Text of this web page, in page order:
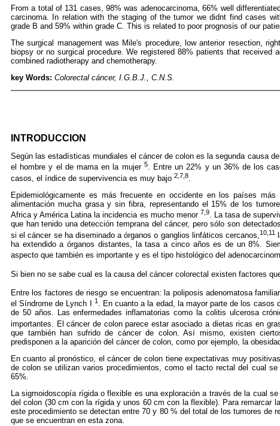
From a total of 131 cases, 98% was adenocarcinoma, 66% well
carcinoma. In relation with the staging of the tumor we didnt find cases
grade B and 59% within grade C. This is related to poor prognosis of our
The surgical management was Mile's procedure, low anterior resection,
biopsy or no surgical procedure. We registered 88% patients that received
combined radiotherapy and chemotherapy.
key Words: Colorectal cáncer, I.G.B.J., C.N.S.
INTRODUCCION
Según las estadísticas mundiales el cáncer de colon es la segunda causa
el hombre y el de mama en la mujer 5. Entre un 22% y un 36% de los
casos, el índice de supervivencia es muy bajo 2,7,8
Epidemiológicamente es más frecuente en occidente en los países
alimentación mucha grasa y sin fibra, representando el 15% de los
Africa y América Latina la incidencia es mucho menor 7,9. La tasa de
que han tenido una detección temprana del cáncer, pero sólo son
si el cáncer se ha diseminado a órganos o ganglios linfáticos cercanos, 10,11
ha extendido a órganos distantes, la tasa a cinco años es de un 8%.
aspecto que también es importante y es el tipo histológico del
Si bien no se sabe cual es la causa del cáncer colorectal existen factores
Entre los factores de riesgo se encuentran: la poliposis adenomatosa
el Síndrome de Lynch I
1. En cuanto a la edad, la mayor parte de los casos
de 50 años. Las enfermedades inflamatorias como la colitis ulcerosa
importantes. El cáncer de colon parece estar asociado a dietas ricas en
que también han sufrido de cáncer de colon. Así mismo, existen
predisponen a la aparición del cáncer de colon, como por ejemplo, la
En cuanto al pronóstico, el cáncer de colon tiene expectativas muy
de colon se utilizan varios procedimientos, como el tacto rectal del cual
65%.
La sigmoidoscopía rígida o flexible es una exploración a través de la cual
del colon (30 cm con la rígida y unos 60 cm con la flexible). Para remarcar
este procedimiento se detectan entre 70 y 80 % del total de los tumores de
que se encuentran en esta zona.